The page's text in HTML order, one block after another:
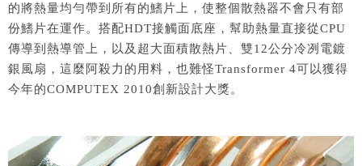
的將熱量均勻帶到所有的鰭片上，使整個散熱器不會只有部
份鰭片在運作。搭配HDT接觸面底座，幫助熱量直接從CPU
傳導到熱導管上，以及超大面積散熱片、雙12公分冷冽電鍍
銀風扇，這麼阿殺力的用料，也難怪Transformer 4可以獲得
今年的COMPUTEX 2010創新設計大獎。